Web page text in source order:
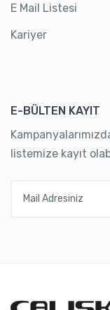
E Mail Listesi
Kariyer
E-BÜLTEN KAYIT
listemize kayıt